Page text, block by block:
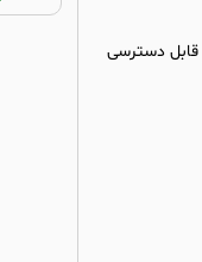
قابل دسترسی